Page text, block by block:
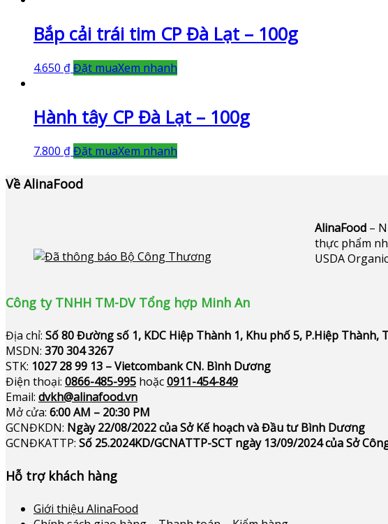
Bắp cải trái tim CP Đà Lạt – 100g
4.650 ₫Đặt muaXem nhanh
Hành tây CP Đà Lạt – 100g
7.800 ₫Đặt muaXem nhanh
Về AlinaFood
AlinaFood–
thực phẩm
USDA
Công ty TNHH TM-DV Tổng hợp Minh An
Địa chỉ: Số 80 Đường số 1, KDC Hiệp Thành 1, Khu phố 5, P.Hiệp
MSDN: 370 304 3267
STK: 1027 28 99 13 – Vietcombank CN. Bình Dương
Điện thoại: 0866-485-995 hoặc0911-454-849
Email: dvkh@alinafood.vn
Mở cửa: 6:00 AM – 20:30 PM
GCNĐKDN: Ngày 22/08/2022 của Sở Kế hoạch và Đầu tư Bình Dương
GCNĐKATTP: Số 25.2024KD/GCNATTP-SCT ngày 13/09/2024 của Sở
Hỗ trợ khách hàng
Giới thiệu AlinaFood